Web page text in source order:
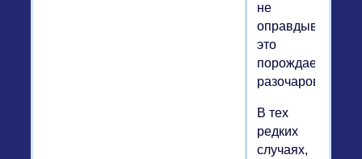
не
оправдываются,
это
порождает
разочарование.
В тех
редких
случаях,